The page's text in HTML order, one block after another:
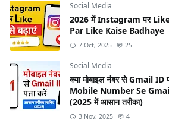
Social Media
2026 में Instagram पर
Par Like Kaise Badhaye
7 Oct, 2025 25
Social Media
क्या मोबाइल नंबर से Gmail ID
Mobile Number Se
(2025 में आसान तरीका)
3 Nov, 2025 4